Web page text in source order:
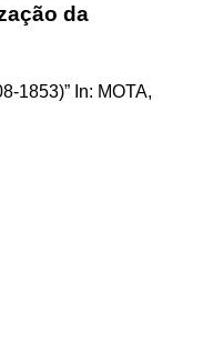
da
1853)” In: MOTA,